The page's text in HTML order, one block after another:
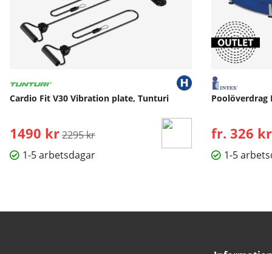
Cardio Fit V30 Vibration plate, Tunturi
1490 kr Ordinarie pris:
2295 kr
1-5 arbetsdagar
Poolöverdrag
fr. 326 kr
1-5